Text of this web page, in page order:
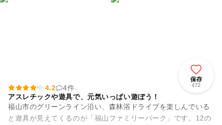
保存
472
4.2
4件
アスレチックや遊具で、元気いっぱい遊ぼう！
福山市のグリーンライン沿い、森林浴ドライブを楽しんでいる
と遊具が見えてくるのが「福山ファミリーパーク」です。12の